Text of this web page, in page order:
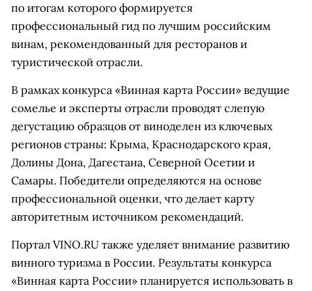
по итогам которого формируется
профессиональный гид по лучшим российским
винам, рекомендованный для ресторанов и
туристической отрасли.
В рамках конкурса «Винная карта России» ведущие
сомелье и эксперты отрасли проводят слепую
дегустацию образцов от виноделен из ключевых
регионов страны: Крыма, Краснодарского края,
Долины Дона, Дагестана, Северной Осетии и
Самары. Победители определяются на основе
профессиональной оценки, что делает карту
авторитетным источником рекомендаций.
Портал VINO.RU также уделяет внимание развитию
винного туризма в России. Результаты конкурса
«Винная карта России» планируется использовать в